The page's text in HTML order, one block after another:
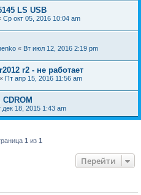
LS USB
Ср окт 05, 2016 10:04 am
« Вт июл 12, 2016 2:19 pm
r2 - не работает
« Пт апр 15, 2016 11:56 am
дек 18, 2015 1:43 am
1 из 1
Перейти